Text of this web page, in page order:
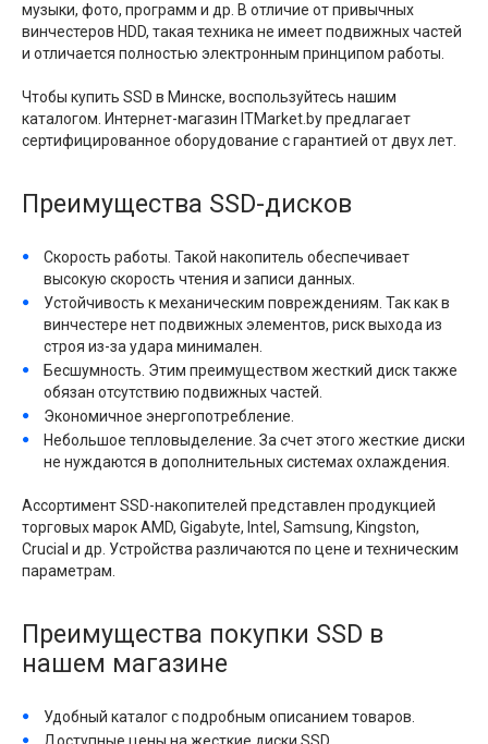
музыки, фото, программ и др. В отличие от привычных
винчестеров HDD, такая техника не имеет подвижных частей
и отличается полностью электронным принципом работы.
Чтобы купить SSD в Минске, воспользуйтесь нашим
каталогом. Интернет-магазин ITMarket.by предлагает
сертифицированное оборудование с гарантией от двух лет.
Преимущества SSD-дисков
Скорость работы. Такой накопитель обеспечивает
высокую скорость чтения и записи данных.
Устойчивость к механическим повреждениям. Так как в
винчестере нет подвижных элементов, риск выхода из
строя из-за удара минимален.
Бесшумность. Этим преимуществом жесткий диск также
обязан отсутствию подвижных частей.
Экономичное энергопотребление.
Небольшое тепловыделение. За счет этого жесткие диски
не нуждаются в дополнительных системах охлаждения.
Ассортимент SSD-накопителей представлен продукцией
торговых марок AMD, Gigabyte, Intel, Samsung, Kingston,
Crucial и др. Устройства различаются по цене и техническим
параметрам.
Преимущества покупки SSD в
нашем магазине
Удобный каталог с подробным описанием товаров.